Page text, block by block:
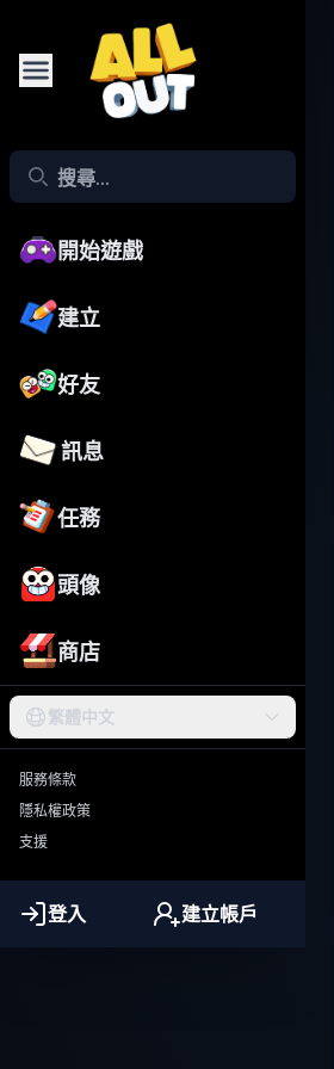
開始遊戲
建立
好友
訊息
任務
頭像
商店
繁體中文
服務條款
隱私權政策
支援
登入 建立帳戶